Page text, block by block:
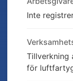
Inte
Tillverkning
för